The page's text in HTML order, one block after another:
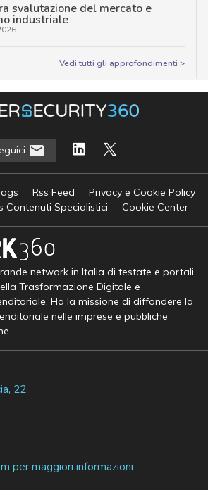
svalutazione del mercato e
industriale
Vedi tutti gli approfondimenti >
Rss Feed
Privacy e Cookie Policy
Contenuti Specialistici
Cookie Center
network in Italia di testate e portali
Trasformazione Digitale e
Ha la missione di diffondere la
nelle imprese e pubbliche
22
per maggiori informazioni